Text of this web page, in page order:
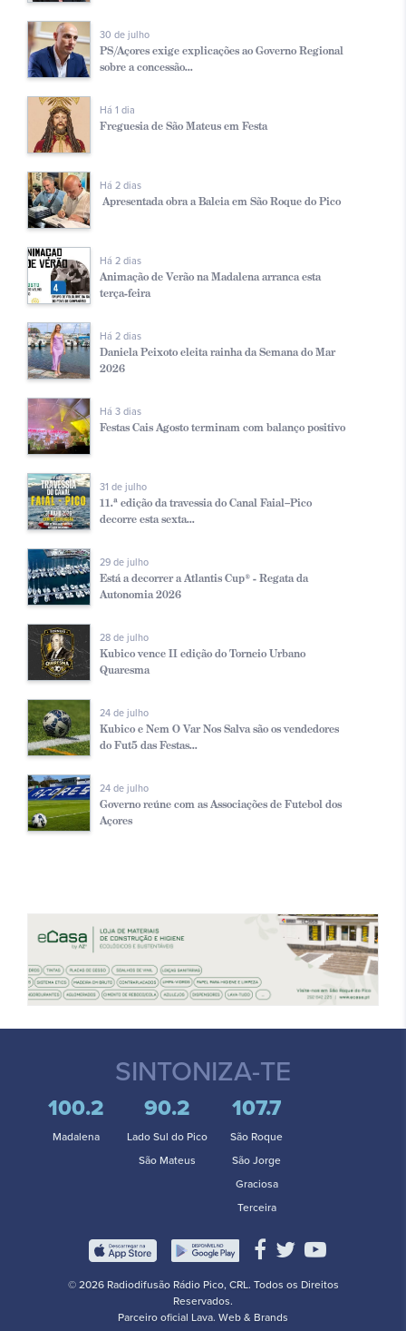
30 de julho
PS/Açores exige explicações ao Governo Regional
sobre a concessão...
Há 1 dia
Freguesia de São Mateus em Festa
Há 2 dias
Apresentada obra a Baleia em São Roque do Pico
Há 2 dias
Animação de Verão na Madalena arranca esta
terça-feira
Há 2 dias
Daniela Peixoto eleita rainha da Semana do Mar
2026
Há 3 dias
Festas Cais Agosto terminam com balanço positivo
31 de julho
11.ª edição da travessia do Canal Faial–Pico
decorre esta sexta...
29 de julho
Está a decorrer a Atlantis Cup® - Regata da
Autonomia 2026
28 de julho
Kubico vence II edição do Torneio Urbano
Quaresma
24 de julho
Kubico e Nem O Var Nos Salva são os vendedores
do Fut5 das Festas...
24 de julho
Governo reúne com as Associações de Futebol dos
Açores
SINTONIZA-TE
100.2
Madalena
90.2
Lado Sul do Pico
São Mateus
107.7
São Roque
São Jorge
Graciosa
Terceira
© 2026 Radiodifusão Rádio Pico, CRL. Todos os Direitos
Reservados.
Parceiro oficial Lava. Web & Brands